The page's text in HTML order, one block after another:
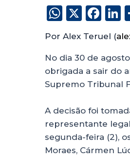
W
h
a
ts
A
p
p
X
F
a
c
e
b
o
o
k
n
k
e
n
Por Alex Teruel (
No dia 30 de
obrigada a sair do
Supremo Tribunal
A decisão foi
representante
segunda-feira (2),
Moraes, Cármen